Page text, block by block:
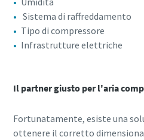
Sistema di raffreddamento
Tipo di compressore
Infrastrutture elettriche
Il partner giusto per l'aria
Fortunatamente, esiste una
ottenere il corretto